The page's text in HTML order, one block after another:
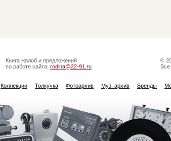
Книга жалоб и предложений
по работе сайта: rodina@22-91.ru
©
Коллекции Толкучка Фотоархив Муз. архив Бренды